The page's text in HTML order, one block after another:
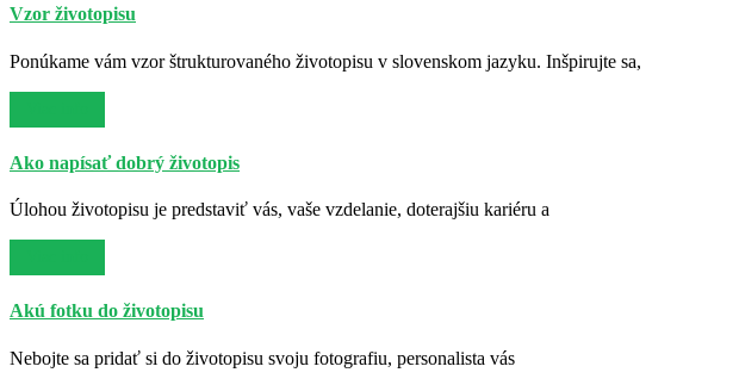
Vzor životopisu
Ponúkame vám vzor štrukturovaného životopisu v slovenskom jazyku. Inšpirujte sa,
Ako napísať dobrý životopis
Úlohou životopisu je predstaviť vás, vaše vzdelanie, doterajšiu kariéru a
Akú fotku do životopisu
Nebojte sa pridať si do životopisu svoju fotografiu, personalista vás